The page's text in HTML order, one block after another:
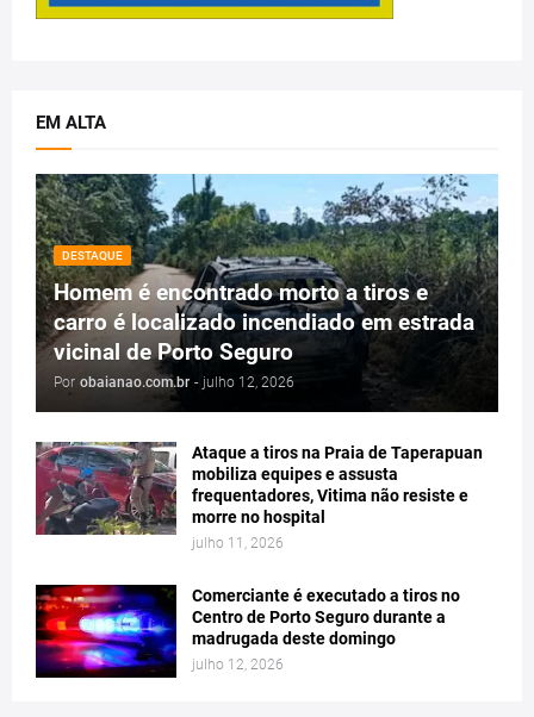
EM ALTA
DESTAQUE
Homem é encontrado morto a tiros e
carro é localizado incendiado em estrada
vicinal de Porto Seguro
Por obaianao.com.br - julho 12, 2026
Ataque a tiros na Praia de Taperapuan
mobiliza equipes e assusta
frequentadores, Vitima não resiste e
morre no hospital
julho 11, 2026
Comerciante é executado a tiros no
Centro de Porto Seguro durante a
madrugada deste domingo
julho 12, 2026